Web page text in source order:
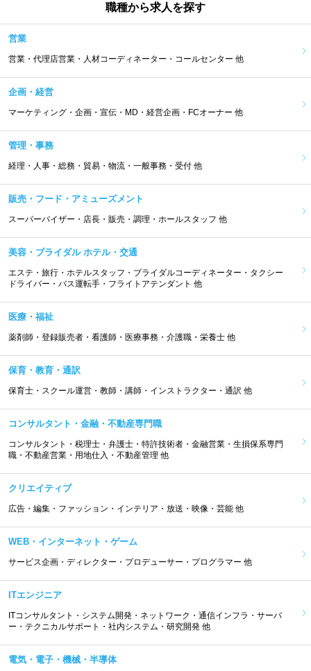
職種から求人を探す
営業
営業・代理店営業・人材コーディネーター・コールセンター 他
企画・経営
マーケティング・企画・宣伝・MD・経営企画・FCオーナー 他
管理・事務
経理・人事・総務・貿易・物流・一般事務・受付 他
販売・フード・アミューズメント
スーパーバイザー・店長・販売・調理・ホールスタッフ 他
美容・ブライダル ホテル・交通
エステ・旅行・ホテルスタッフ・ブライダルコーディネーター・タクシー
ドライバー・バス運転手・フライトアテンダント 他
医療・福祉
薬剤師・登録販売者・看護師・医療事務・介護職・栄養士 他
保育・教育・通訳
保育士・スクール運営・教師・講師・インストラクター・通訳 他
コンサルタント・金融・不動産専門職
コンサルタント・税理士・弁護士・特許技術者・金融営業・生損保系専門
職・不動産営業・用地仕入・不動産管理 他
クリエイティブ
広告・編集・ファッション・インテリア・放送・映像・芸能 他
WEB・インターネット・ゲーム
サービス企画・ディレクター・プロデューサー・プログラマー 他
ITエンジニア
ITコンサルタント・システム開発・ネットワーク・通信インフラ・サーバ
ー・テクニカルサポート・社内システム・研究開発 他
電気・電子・機械・半導体